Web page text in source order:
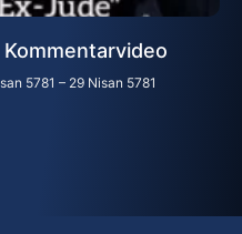
Kommentarvideo
5781 – 29 Nisan 5781